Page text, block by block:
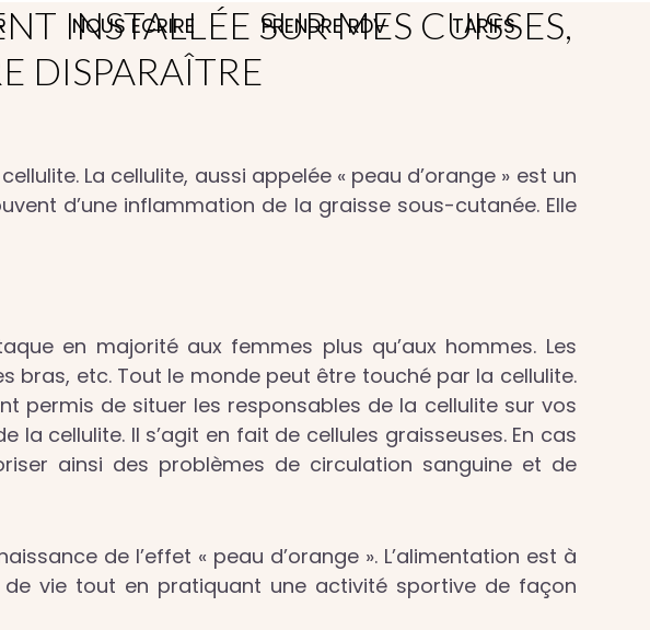
NOUS ECRIRE PRENDRE RDV TARIFS
INSTALLÉE SUR MES CUISSES,
DISPARAÎTRE
La cellulite, aussi appelée « peau d’orange » est un
d’une inflammation de la graisse sous-cutanée. Elle
en majorité aux femmes plus qu’aux hommes. Les
bras, etc. Tout le monde peut être touché par la cellulite.
permis de situer les responsables de la cellulite sur vos
cellulite. Il s’agit en fait de cellules graisseuses. En cas
ainsi des problèmes de circulation sanguine et de
de l’effet « peau d’orange ». L’alimentation est à
de vie tout en pratiquant une activité sportive de façon